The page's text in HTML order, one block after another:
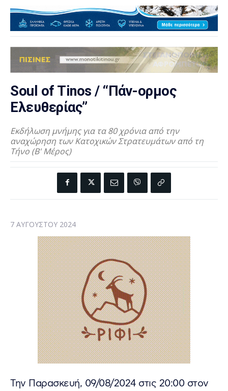
Soul of Tinos / “Πάν-ορμος
Ελευθερίας”
Εκδήλωση μνήμης για τα 80 χρόνια από την
αναχώρηση των Κατοχικών Στρατευμάτων από τη
Τήνο (Β' Μέρος)
7 ΑΥΓΟΎΣΤΟΥ 2024
Την Παρασκευή, 09/08/2024 στις 20:00 στον